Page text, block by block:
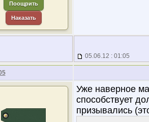
Поощрить
Наказать
05.06.12 : 01:05
Уже наверное
способствует
призывались